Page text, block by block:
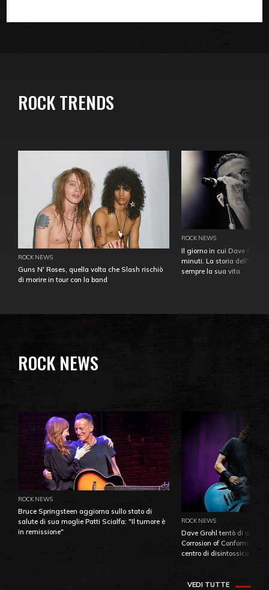
ROCK TRENDS
ROCK NEWS
Guns N' Roses, quella volta che Slash rischiò
di morire in tour con la band
ROCK NEWS
Il giorno in cui Dave
minuti. La storia
sempre la sua vita
ROCK NEWS
ROCK NEWS
Bruce Springsteen aggiorna sullo stato di
salute di sua moglie Patti Scialfa: "Il tumore è
in remissione"
ROCK NEWS
Dave Grohl tentò di
Corrosion of Conformity
centro di
VEDI TUTTE